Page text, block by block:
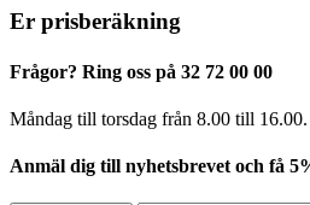
Er prisberäkning
Frågor? Ring oss på 32 72 00 00
Måndag till torsdag från 8.00 till
Anmäl dig till nyhetsbrevet och få